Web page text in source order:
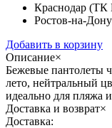
Краснодар (ТК
Ростов-на-
Добавить в корзину
Описание×
Бежевые пантолеты
лето, нейтральный
идеально для пляжа
Доставка и возврат×
Доставка: